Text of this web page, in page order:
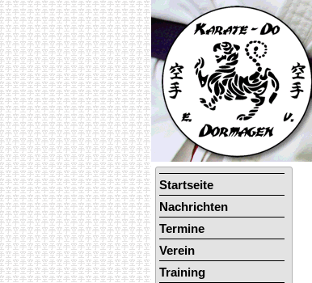
Navigation
überspringen
Startseite
Nachrichten
Termine
Verein
Training